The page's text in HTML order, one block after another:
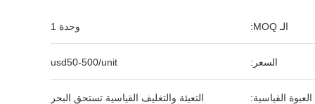
الـ MOQ: وحدة 1
السعر: usd50-500/unit
العبوة القياسية: التعبئة والتغليف القياسية تستحق البحر